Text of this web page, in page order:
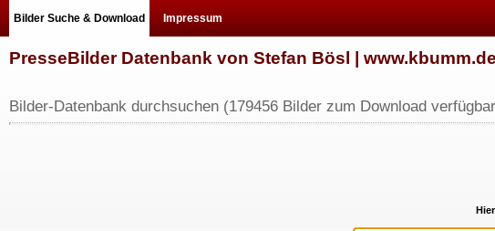
Bilder Suche & Download Impressum
PresseBilder Datenbank von Stefan Bösl | www.kbumm.de
Bilder-Datenbank durchsuchen (179456 Bilder zum Download